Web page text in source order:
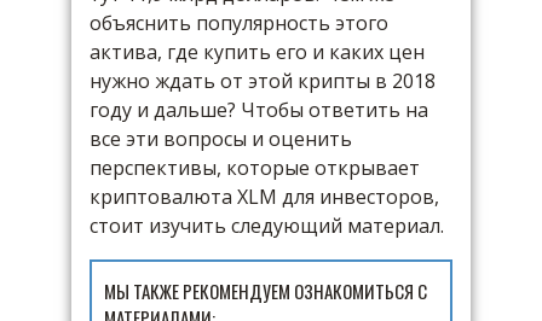
объяснить популярность этого
актива, где купить его и каких цен
нужно ждать от этой крипты в 2018
году и дальше? Чтобы ответить на
все эти вопросы и оценить
перспективы, которые открывает
криптовалюта XLM для инвесторов,
стоит изучить следующий материал.
МЫ ТАКЖЕ РЕКОМЕНДУЕМ ОЗНАКОМИТЬСЯ С